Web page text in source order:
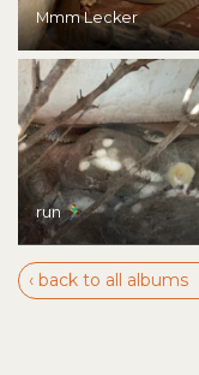
Mmm Lecker
run 🏃‍♂️
‹ back to all albums